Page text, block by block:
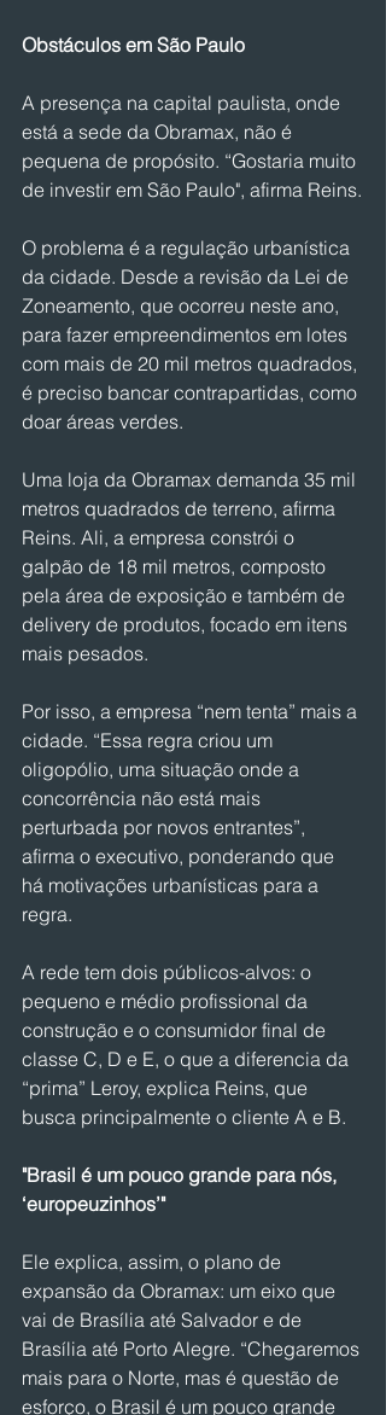
Obstáculos em São Paulo
A presença na capital paulista, onde
está a sede da Obramax, não é
pequena de propósito. “Gostaria muito
de investir em São Paulo", afirma Reins.
O problema é a regulação urbanística
da cidade. Desde a revisão da Lei de
Zoneamento, que ocorreu neste ano,
para fazer empreendimentos em lotes
com mais de 20 mil metros quadrados,
é preciso bancar contrapartidas, como
doar áreas verdes.
Uma loja da Obramax demanda 35 mil
metros quadrados de terreno, afirma
Reins. Ali, a empresa constrói o
galpão de 18 mil metros, composto
pela área de exposição e também de
delivery de produtos, focado em itens
mais pesados.
Por isso, a empresa “nem tenta” mais a
cidade. “Essa regra criou um
oligopólio, uma situação onde a
concorrência não está mais
perturbada por novos entrantes”,
afirma o executivo, ponderando que
há motivações urbanísticas para a
regra.
A rede tem dois públicos-alvos: o
pequeno e médio profissional da
construção e o consumidor final de
classe C, D e E, o que a diferencia da
“prima” Leroy, explica Reins, que
busca principalmente o cliente A e B.
"Brasil é um pouco grande para nós,
‘europeuzinhos’"
Ele explica, assim, o plano de
expansão da Obramax: um eixo que
vai de Brasília até Salvador e de
Brasília até Porto Alegre. “Chegaremos
mais para o Norte, mas é questão de
esforço, o Brasil é um pouco grande